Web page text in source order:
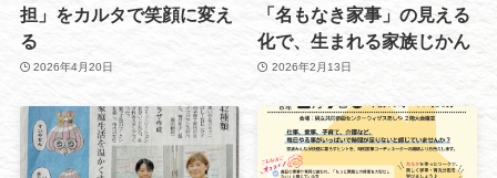
担」をカルタで笑顔に変え
る
2026年4月20日
「名もなき家事」の見える
化で、生まれる家族じかん
2026年2月13日